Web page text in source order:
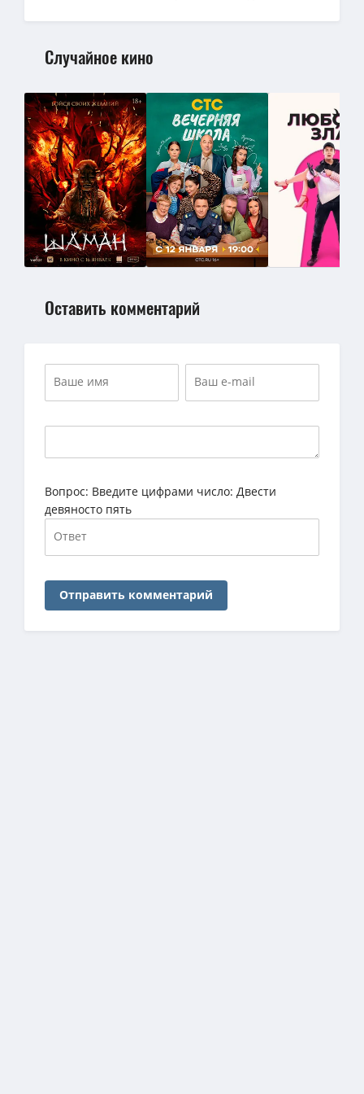
Случайное кино
Оставить комментарий
Вопрос: Введите цифрами число: Двести
девяносто пять
Отправить комментарий